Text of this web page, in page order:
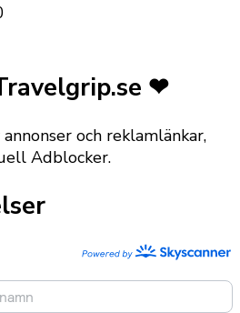
❤
och reklamlänkar,
Adblocker.